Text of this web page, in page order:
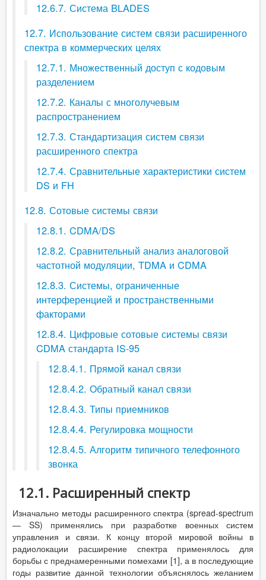
12.6.7. Система BLADES
12.7. Использование систем связи расширенного
спектра в коммерческих целях
12.7.1. Множественный доступ с кодовым
разделением
12.7.2. Каналы с многолучевым
распространением
12.7.3. Стандартизация систем связи
расширенного спектра
12.7.4. Сравнительные характеристики систем
DS и FH
12.8. Сотовые системы связи
12.8.1. CDMA/DS
12.8.2. Сравнительный анализ аналоговой
частотной модуляции, TDMA и CDMA
12.8.3. Системы, ограниченные
интерференцией и пространственными
факторами
12.8.4. Цифровые сотовые системы связи
CDMA стандарта IS-95
12.8.4.1. Прямой канал связи
12.8.4.2. Обратный канал связи
12.8.4.3. Типы приемников
12.8.4.4. Регулировка мощности
12.8.4.5. Алгоритм типичного телефонного
звонка
12.1. Расширенный спектр
Изначально методы расширенного спектра (spread-spectrum
— SS) применялись при разработке военных систем
управления и связи. К концу второй мировой войны в
радиолокации расширение спектра применялось для
борьбы с преднамеренными помехами [1], а в последующие
годы развитие данной технологии объяснялось желанием